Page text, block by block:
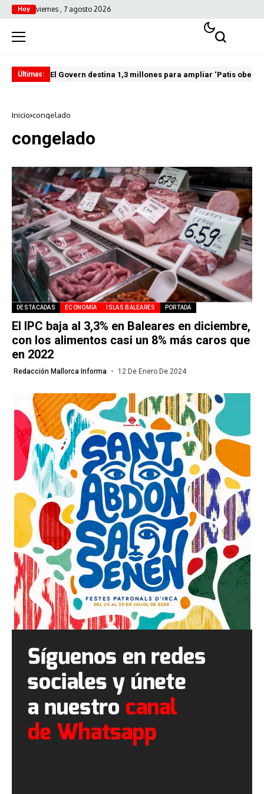
Hoy viernes , 7 agosto 2026
Últimas: El Govern destina 1,3 millones para ampliar ‘Patis
Inicio congelado
congelado
DESTACADAS ECONOMÍA ISLAS BALEARES PORTADA
El IPC baja al 3,3% en Baleares en diciembre,
con los alimentos casi un 8% más caros que
en 2022
Redacción Mallorca Informa 12 De Enero De 2024